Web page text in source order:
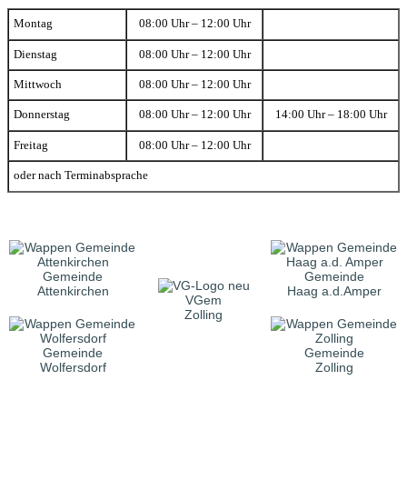
Montag 08:00 Uhr – 12:00 Uhr
Dienstag 08:00 Uhr – 12:00 Uhr
Mittwoch 08:00 Uhr – 12:00 Uhr
Donnerstag 08:00 Uhr – 12:00 Uhr 14:00 Uhr – 18:00 Uhr
Freitag 08:00 Uhr – 12:00 Uhr
oder nach Terminabsprache
Gemeinde
Attenkirchen
VGem
Zolling
Gemeinde
Haag a.d.Amper
Gemeinde
Wolfersdorf
Gemeinde
Zolling